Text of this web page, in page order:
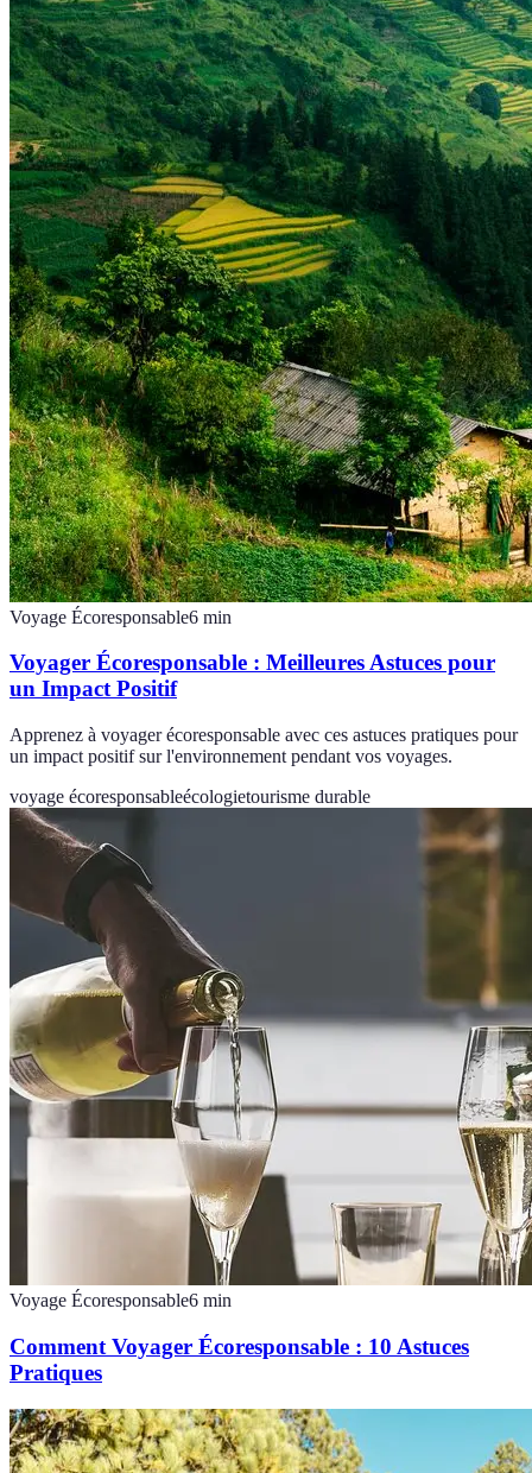
Voyage Écoresponsable6 min
Voyager Écoresponsable : Meilleures Astuces pour
un Impact Positif
Apprenez à voyager écoresponsable avec ces astuces pratiques pour
un impact positif sur l'environnement pendant vos voyages.
voyage écoresponsableécologietourisme durable
Voyage Écoresponsable6 min
Comment Voyager Écoresponsable : 10 Astuces
Pratiques